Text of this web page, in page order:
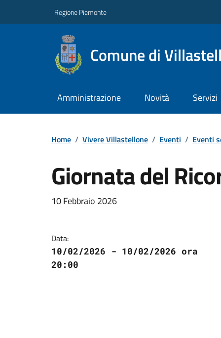
Regione Piemonte
Comune di
Amministrazione Novità Servizi
Home / Vivere Villastellone / Eventi / Eventi
Giornata del
10 Febbraio 2026
Data:
10/02/2026 - 10/02/2026 ora
20:00